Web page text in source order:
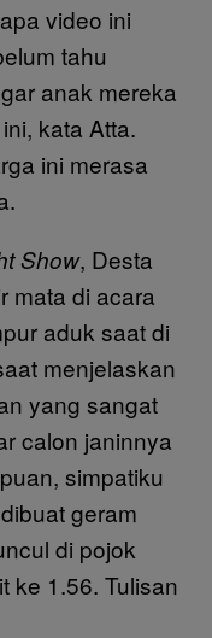
video ini
tahu
anak mereka
kata Atta.
ini merasa
Show, Desta
mata di acara
aduk saat di
menjelaskan
yang sangat
calon janinnya
simpatiku
geram
di pojok
ke 1.56. Tulisan